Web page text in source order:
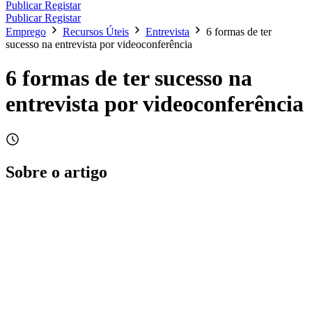
PublicarRegistar
PublicarRegistar
Emprego
Recursos Úteis Entrevista
6 formas de ter
sucesso na entrevista por videoconferência
6 formas de ter sucesso na
entrevista por videoconferência
Sobre o artigo